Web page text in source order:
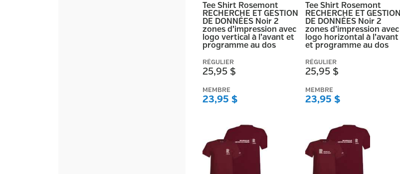
Tee Shirt Rosemont
RECHERCHE ET GESTION
DE DONNÉES Noir 2
zones d’impression avec
logo vertical à l’avant et
programme au dos
RÉGULIER
25,95 $
MEMBRE
23,95 $
Tee Shirt Rosemont
RECHERCHE ET GESTION
DE DONNÉES Noir 2
zones d’impression avec
logo horizontal à l’avant
et programme au dos
RÉGULIER
25,95 $
MEMBRE
23,95 $